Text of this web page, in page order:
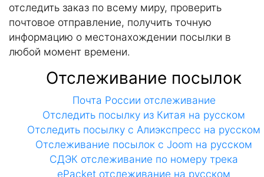
отследить заказ по всему миру, проверить
почтовое отправление, получить точную
информацию о местонахождении посылки в
любой момент времени.
Отслеживание посылок
Почта России отслеживание
Отследить посылку из Китая на русском
Отследить посылку с Алиэкспресс на русском
Отслеживание посылок с Joom на русском
СДЭК отслеживание по номеру трека
ePacket отслеживание на русском